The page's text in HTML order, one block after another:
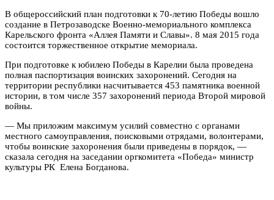
В общероссийский план подготовки к 70-летию Победы вошло
создание в Петрозаводске Военно-мемориального комплекса
Карельского фронта «Аллея Памяти и Славы». 8 мая 2015 года
состоится торжественное открытие мемориала.
При подготовке к юбилею Победы в Карелии была проведена
полная паспортизация воинских захоронений. Сегодня на
территории республики насчитывается 453 памятника военной
истории, в том числе 357 захоронений периода Второй мировой
войны.
— Мы приложим максимум усилий совместно с органами
местного самоуправления, поисковыми отрядами, волонтерами,
чтобы воинские захоронения были приведены в порядок, —
сказала сегодня на заседании оргкомитета «Победа» министр
культуры РК Елена Богданова.